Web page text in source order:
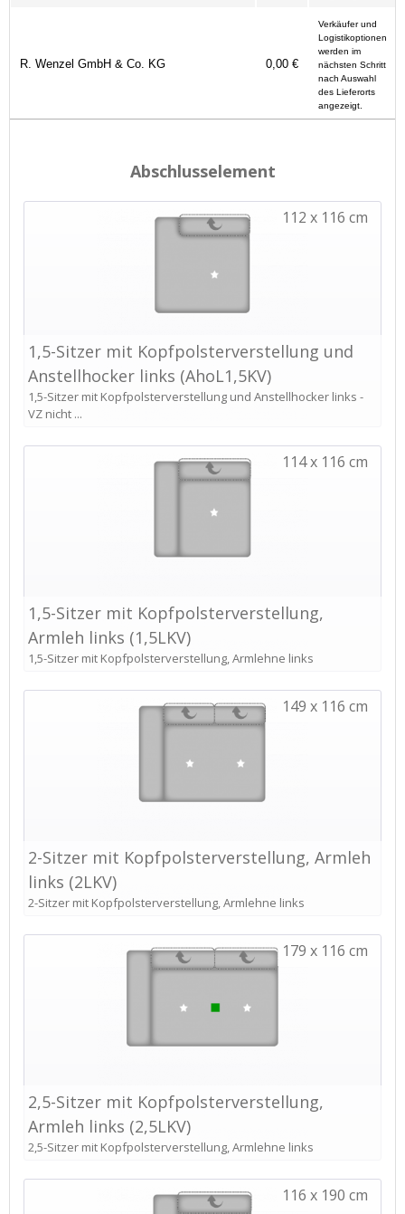
R. Wenzel GmbH & Co. KG 0,00 €
Verkäufer und
Logistikoptionen
werden im
nächsten Schritt
nach Auswahl
des Lieferorts
angezeigt.